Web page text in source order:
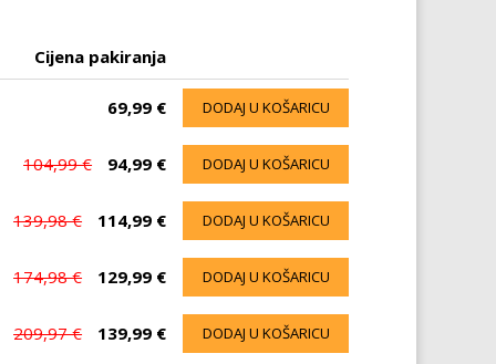
Cijena pakiranja
69,99 € DODAJ U KOŠARICU
104,99 € 94,99 € DODAJ U KOŠARICU
139,98 € 114,99 € DODAJ U KOŠARICU
174,98 € 129,99 € DODAJ U KOŠARICU
209,97 € 139,99 € DODAJ U KOŠARICU